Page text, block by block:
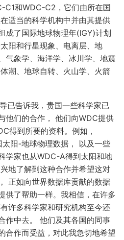
C1和WDC-C2，它们由所在国
适当的科学机构中并由其提供
成了国际地球物理年(IGY)计划
阳和行星现象、电离层、地
气象学、海洋学、冰川学、地震
潮、地球自转、火山学、火箭
已告诉我，贵国一些科学家已
他们的合作， 他们向WDC提供
得到所要的资料。例如，
阳-地球物理数据， 以及一些
学家也从WDC-A得到太阳和地
地了解到这种合作并希望这对
正如向世界数据库贡献的数据
供了帮助一样。我相信，在许多
许多科学家和研究机构至今还
作中去。 他们及其各国的同事
合作而受益，对此我急切地希望